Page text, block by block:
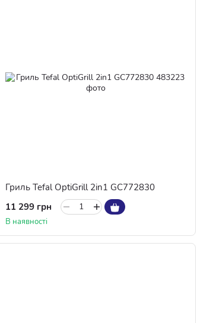
Гриль Tefal OptiGrill 2in1 GC772830
11 299 грн
В наявності